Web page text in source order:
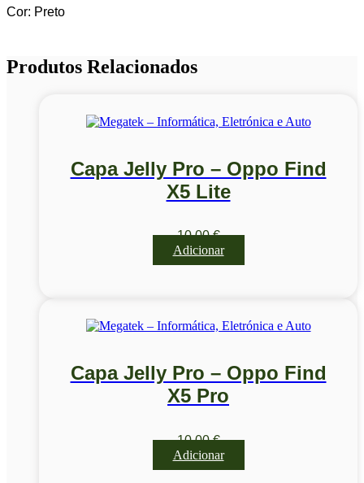
Cor: Preto
Produtos Relacionados
Capa Jelly Pro – Oppo Find
X5 Lite
10,00€
Adicionar
Capa Jelly Pro – Oppo Find
X5 Pro
10,00€
Adicionar